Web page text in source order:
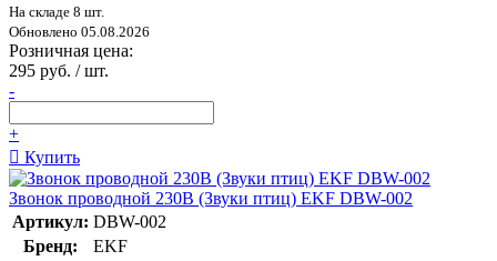
На складе 8 шт.
Обновлено 05.08.2026
Розничная цена:
295 руб. / шт.
-
+
Купить
Звонок проводной 230В (Звуки птиц) EKF DBW-002
Артикул: DBW-002
Бренд:
EKF